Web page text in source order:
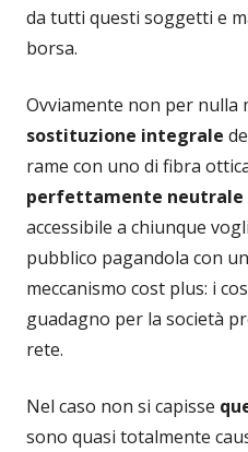
da tutti questi soggetti e
borsa.
Ovviamente non per nulla
sostituzione integrale
rame con uno di fibra
perfettamente neutrale
accessibile a chiunque
pubblico pagandola con
meccanismo cost plus: i
guadagno per la società
rete.
Nel caso non si capisse
sono quasi totalmente